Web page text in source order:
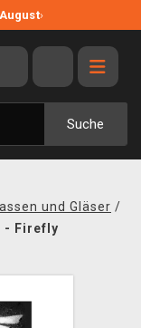
›
Suche
und Gläser /
- Firefly